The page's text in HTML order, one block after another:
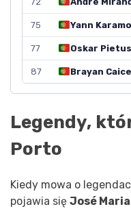
75 Yann
77 Oskar
87 Brayan
Legendy,
Porto
Kiedy mowa o
pojawia się José